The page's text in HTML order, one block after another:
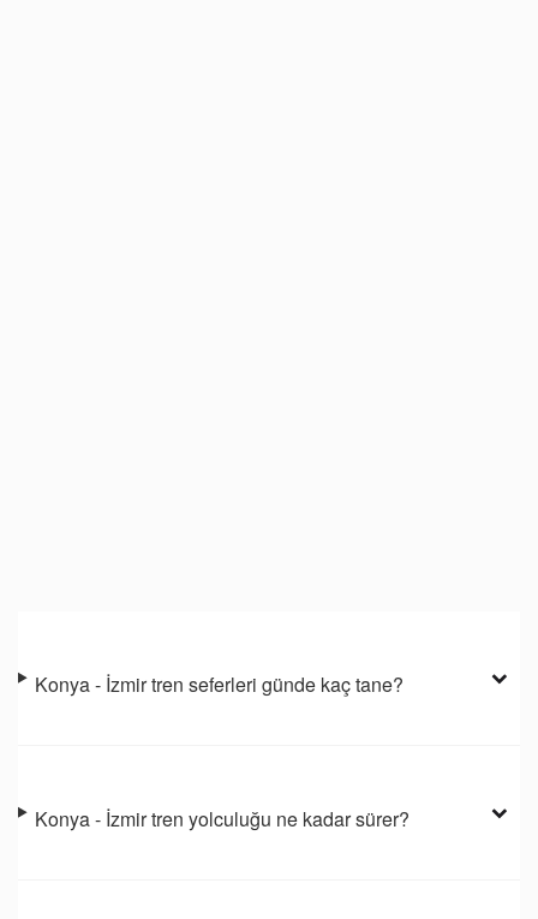
Konya - İzmir tren seferleri günde kaç tane?
Konya - İzmir tren yolculuğu ne kadar sürer?